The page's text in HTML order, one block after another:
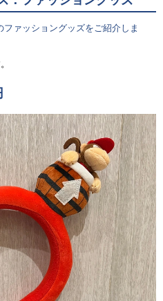
ァッショングッズをご紹介しま